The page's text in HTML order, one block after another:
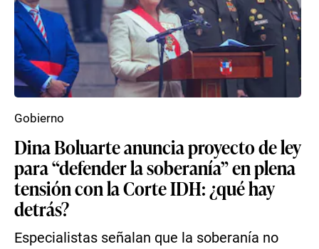
Dina Boluarte anuncia proyecto de ley
para “defender la soberanía” en plena
tensión con la Corte IDH: ¿qué hay
detrás?
Especialistas señalan que la soberanía no
Gobierno